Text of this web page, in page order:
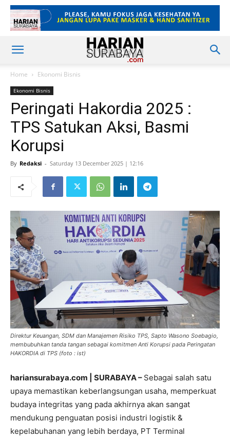
Home Ekonomi Bisnis
Ekonomi Bisnis
Peringati Hakordia 2025 :
TPS Satukan Aksi, Basmi
Korupsi
By Redaksi - Saturday 13 December 2025 | 12:16
Direktur Keuangan, SDM dan Manajemen Risiko TPS, Sapto Wasono Soebagio,
membubuhkan tanda tangan sebagai komitmen Anti Korupsi pada Peringatan
HAKORDIA di TPS (foto : ist)
hariansurabaya.com | SURABAYA – Sebagai salah satu
upaya memastikan keberlangsungan usaha, memperkuat
budaya integritas yang pada akhirnya akan sangat
mendukung penguatan posisi industri logistik &
kepelabuhanan yang lebih berdaya, PT Terminal